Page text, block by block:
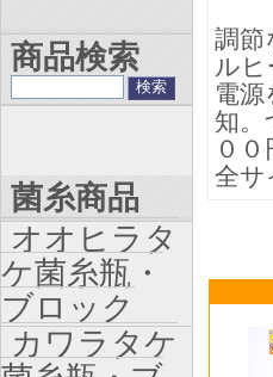
調節
ルヒ
電
知
００
全サ
商品検索
菌糸商品
オオヒラタ
ケ菌糸瓶・
ブロック
カワラタケ